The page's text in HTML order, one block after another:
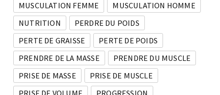
MUSCULATION FEMME
MUSCULATION HOMME
NUTRITION
PERDRE DU POIDS
PERTE DE GRAISSE
PERTE DE POIDS
PRENDRE DE LA MASSE
PRENDRE DU MUSCLE
PRISE DE MASSE
PRISE DE MUSCLE